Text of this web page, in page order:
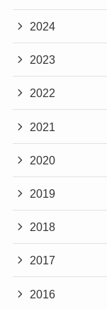
2024
2023
2022
2021
2020
2019
2018
2017
2016